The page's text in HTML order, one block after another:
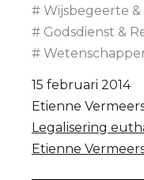
Wijsbegeerte
Godsdienst &
15 februari 2014
Etienne
Legalisering
Etienne